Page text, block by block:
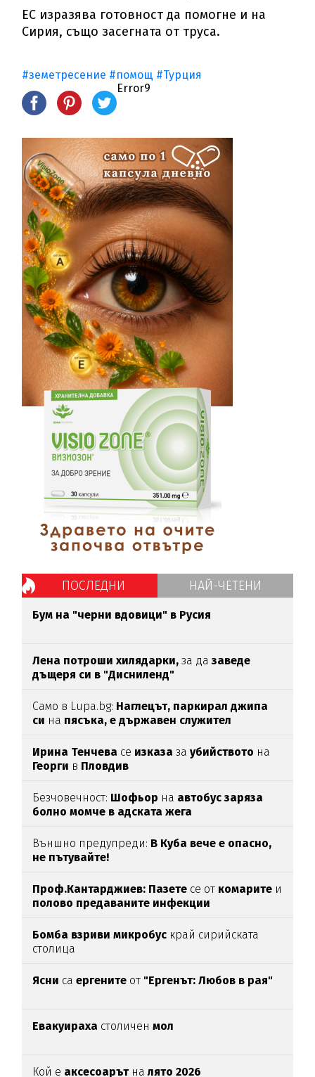
ЕС изразява готовност да помогне и на
Сирия, също засегната от труса.
#земетресение #помощ #Турция
Error9
ПОСЛЕДНИ НАЙ-ЧЕТЕНИ
Бум на "черни вдовици" в Русия
Лена потроши хилядарки,за да заведе
дъщеря си в "Дисниленд"
Само в Lupa.bg: Наглецът, паркирал джипа
си на пясъка, е държавен служител
Ирина Тенчева се изказазаубийството на
Георги в Пловдив
Безчовечност: Шофьор на автобус заряза
болно момче в адската жега
Външно предупреди: В Куба вече е опасно,
не пътувайте!
Проф.Кантарджиев: Пазете се от комарите и
полово предаваните инфекции
Бомба взриви микробус край сирийската
столица
Ясни са ергените от "Ергенът: Любов в рая"
Евакуираха столиченмол
Кой е аксесоарътналято 2026